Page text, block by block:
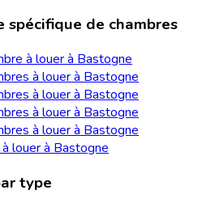
spécifique de chambres
à louer à Bastogne
à louer à Bastogne
à louer à Bastogne
à louer à Bastogne
à louer à Bastogne
louer à Bastogne
type